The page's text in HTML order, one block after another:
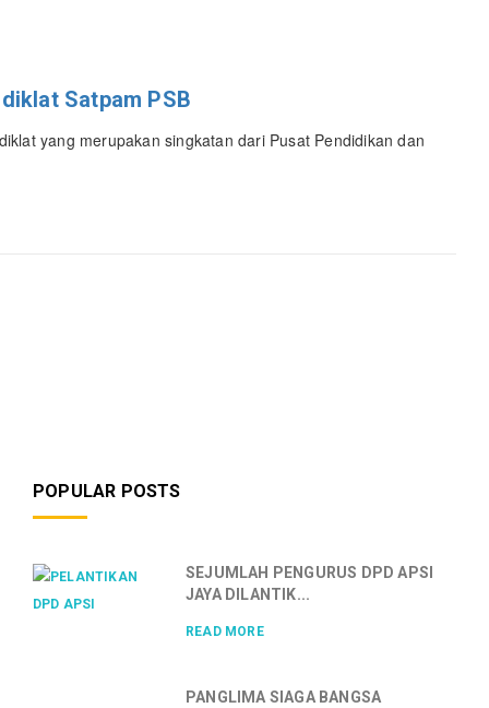
Satpam PSB
yang merupakan singkatan dari Pusat Pendidikan dan
POPULAR POSTS
SEJUMLAH PENGURUS DPD APSI
JAYA DILANTIK...
READ MORE
PANGLIMA SIAGA BANGSA